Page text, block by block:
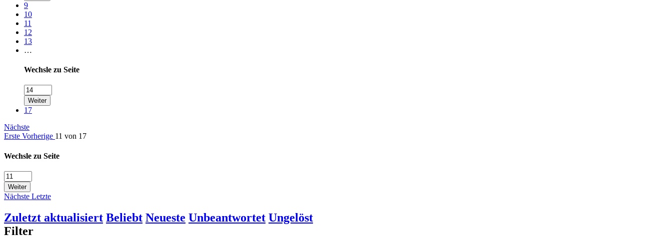
9
10
11
12
13
…
Wechsle zu Seite
Weiter
17
Nächste
Erste Vorherige 11 von 17
Wechsle zu Seite
Weiter
Nächste Letzte
Zuletzt aktualisiert Beliebt Neueste Unbeantwortet Ungelöst
Filter